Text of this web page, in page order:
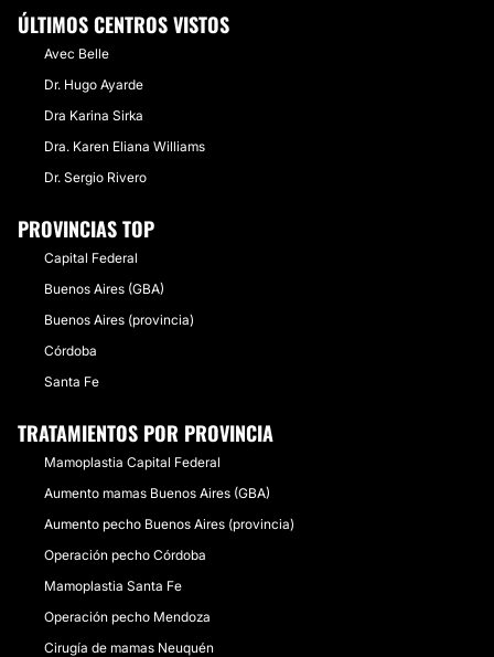
ÚLTIMOS CENTROS VISTOS
Avec Belle
Dr. Hugo Ayarde
Dra Karina Sirka
Dra. Karen Eliana Williams
Dr. Sergio Rivero
PROVINCIAS TOP
Capital Federal
Buenos Aires (GBA)
Buenos Aires (provincia)
Córdoba
Santa Fe
TRATAMIENTOS POR PROVINCIA
Mamoplastia Capital Federal
Aumento mamas Buenos Aires (GBA)
Aumento pecho Buenos Aires (provincia)
Operación pecho Córdoba
Mamoplastia Santa Fe
Operación pecho Mendoza
Cirugía de mamas Neuquén